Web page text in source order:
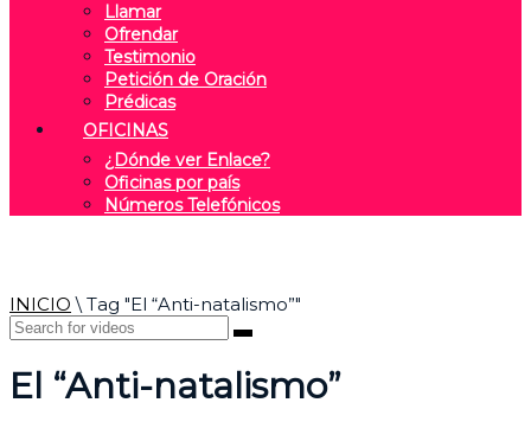
Llamar
Ofrendar
Testimonio
Petición de Oración
Prédicas
OFICINAS
¿Dónde ver Enlace?
Oficinas por país
Números Telefónicos
INICIO \ Tag "El “Anti-natalismo”"
El “Anti-natalismo”